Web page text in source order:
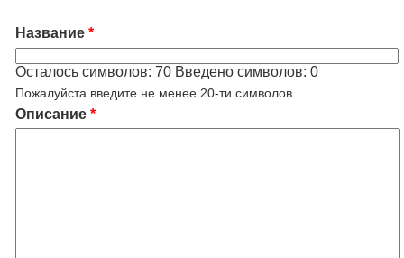
Название *
Осталось символов: 70 Введено символов: 0
Пожалуйста введите не менее 20-ти символов
Описание *